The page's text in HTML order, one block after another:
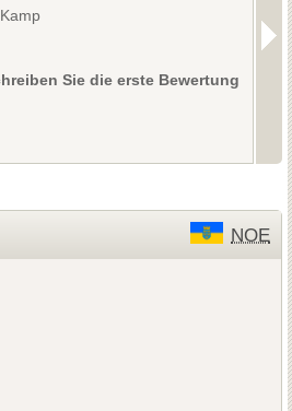
Sie die erste Bewertung
NOE